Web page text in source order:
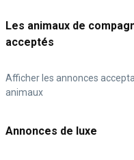
Les animaux de
acceptés
Afficher les annonces
animaux
Annonces de luxe